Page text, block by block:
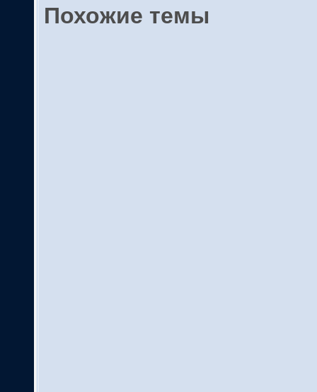
Похожие темы